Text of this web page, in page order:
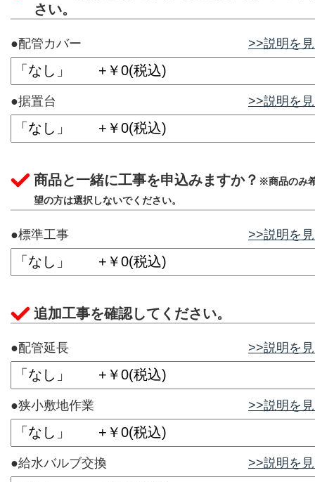
さい。
●配管カバー >>説明を
●据置台 >>説明を
商品と一緒に工事を申込みますか？ ※商品のみ
望の方は選択しないでください。
●標準工事 >>説明を
追加工事を確認してください。
●配管延長 >>説明を
●狭小敷地作業 >>説明を
●給水バルブ交換 >>説明を